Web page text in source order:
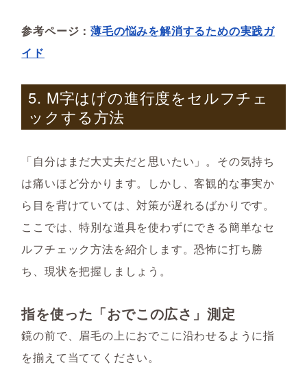
参考ページ：薄毛の悩みを解消するための実践ガ
イド
5. M字はげの進行度をセルフチェ
ックする方法
「自分はまだ大丈夫だと思いたい」。その気持ち
は痛いほど分かります。しかし、客観的な事実か
ら目を背けていては、対策が遅れるばかりです。
ここでは、特別な道具を使わずにできる簡単なセ
ルフチェック方法を紹介します。恐怖に打ち勝
ち、現状を把握しましょう。
指を使った「おでこの広さ」測定
鏡の前で、眉毛の上におでこに沿わせるように指
を揃えて当ててください。